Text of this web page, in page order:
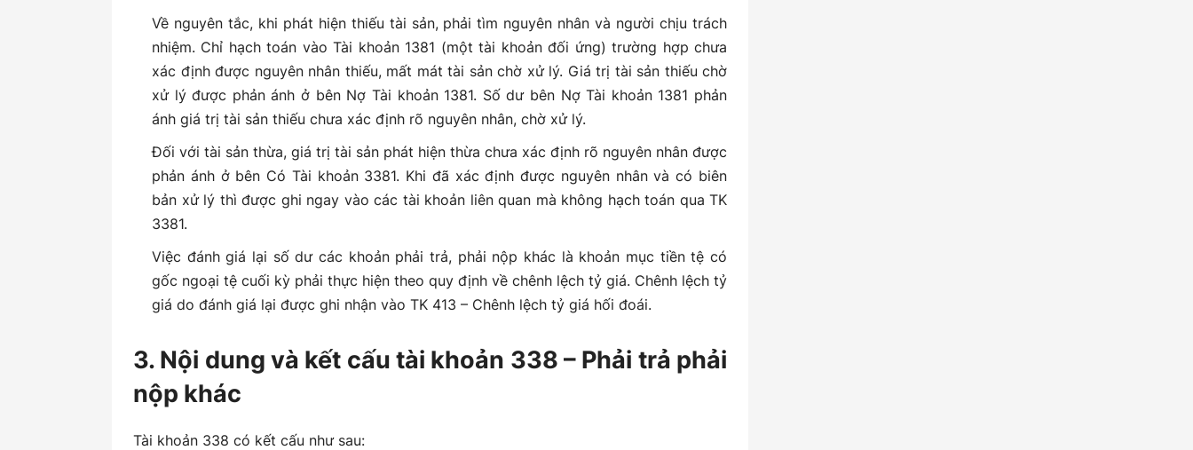
Về nguyên tắc, khi phát hiện thiếu tài sản, phải tìm nguyên nhân và người chịu trách
nhiệm. Chỉ hạch toán vào Tài khoản 1381 (một tài khoản đối ứng) trường hợp chưa
xác định được nguyên nhân thiếu, mất mát tài sản chờ xử lý. Giá trị tài sản thiếu chờ
xử lý được phản ánh ở bên Nợ Tài khoản 1381. Số dư bên Nợ Tài khoản 1381 phản
ánh giá trị tài sản thiếu chưa xác định rõ nguyên nhân, chờ xử lý.
Đối với tài sản thừa, giá trị tài sản phát hiện thừa chưa xác định rõ nguyên nhân được
phản ánh ở bên Có Tài khoản 3381. Khi đã xác định được nguyên nhân và có biên
bản xử lý thì được ghi ngay vào các tài khoản liên quan mà không hạch toán qua TK
3381.
Việc đánh giá lại số dư các khoản phải trả, phải nộp khác là khoản mục tiền tệ có
gốc ngoại tệ cuối kỳ phải thực hiện theo quy định về chênh lệch tỷ giá. Chênh lệch tỷ
giá do đánh giá lại được ghi nhận vào TK 413 – Chênh lệch tỷ giá hối đoái.
3. Nội dung và kết cấu tài khoản 338 – Phải trả phải
nộp khác
Tài khoản 338 có kết cấu như sau: